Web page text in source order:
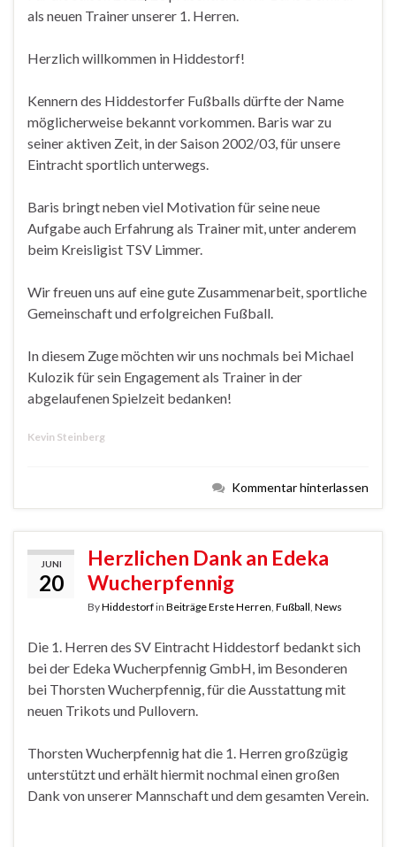
als neuen Trainer unserer 1. Herren.
Herzlich willkommen in Hiddestorf!
Kennern des Hiddestorfer Fußballs dürfte der Name
möglicherweise bekannt vorkommen. Baris war zu
seiner aktiven Zeit, in der Saison 2002/03, für unsere
Eintracht sportlich unterwegs.
Baris bringt neben viel Motivation für seine neue
Aufgabe auch Erfahrung als Trainer mit, unter anderem
beim Kreisligist TSV Limmer.
Wir freuen uns auf eine gute Zusammenarbeit, sportliche
Gemeinschaft und erfolgreichen Fußball.
In diesem Zuge möchten wir uns nochmals bei Michael
Kulozik für sein Engagement als Trainer in der
abgelaufenen Spielzeit bedanken!
Kevin Steinberg
Kommentar hinterlassen
JUNI
20
Herzlichen Dank an Edeka
Wucherpfennig
ByHiddestorfin Beiträge Erste Herren, Fußball, News
Die 1. Herren des SV Eintracht Hiddestorf bedankt sich
bei der Edeka Wucherpfennig GmbH, im Besonderen
bei Thorsten Wucherpfennig, für die Ausstattung mit
neuen Trikots und Pullovern.
Thorsten Wucherpfennig hat die 1. Herren großzügig
unterstützt und erhält hiermit nochmal einen großen
Dank von unserer Mannschaft und dem gesamten Verein.